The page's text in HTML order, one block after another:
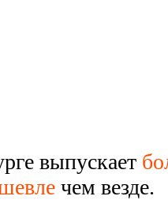
выпускает
чем везде.